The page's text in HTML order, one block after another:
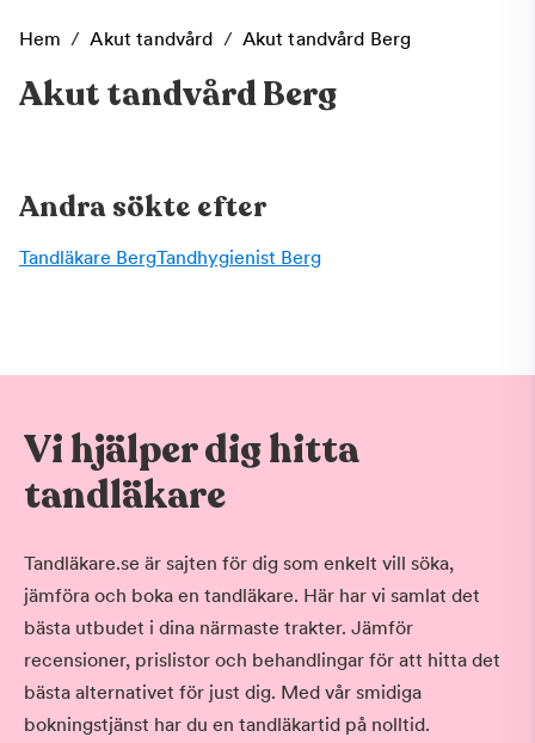
Hem / Akut tandvård / Akut tandvård Berg
Akut tandvård Berg
Andra sökte efter
Tandläkare BergTandhygienist Berg
Vi hjälper dig hitta
tandläkare
Tandläkare.se är sajten för dig som enkelt vill söka,
jämföra och boka en tandläkare. Här har vi samlat det
bästa utbudet i dina närmaste trakter. Jämför
recensioner, prislistor och behandlingar för att hitta det
bästa alternativet för just dig. Med vår smidiga
bokningstjänst har du en tandläkartid på nolltid.